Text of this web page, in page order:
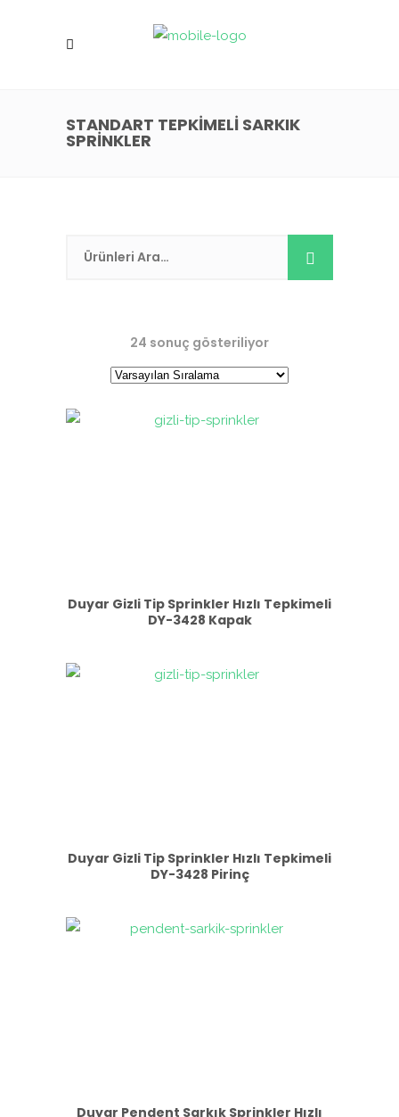
STANDART TEPKIMELI SARKIK
SPRINKLER
24 sonuç gösteriliyor
Duyar Gizli Tip Sprinkler Hızlı Tepkimeli
DY-3428 Kapak
Duyar Gizli Tip Sprinkler Hızlı Tepkimeli
DY-3428 Pirinç
Duyar Pendent Sarkık Sprinkler Hızlı